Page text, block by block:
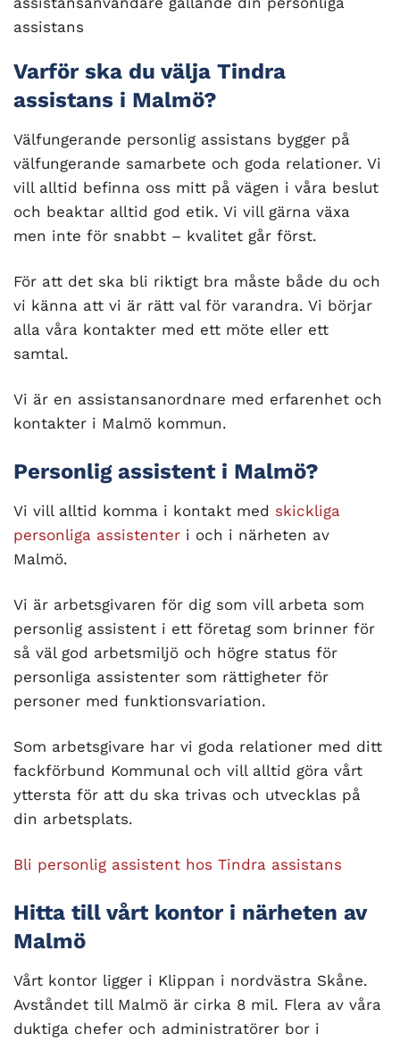
assistans
Varför ska du välja Tindra
assistans i Malmö?
Välfungerande personlig assistans bygger på
välfungerande samarbete och goda relationer. Vi
vill alltid befinna oss mitt på vägen i våra beslut
och beaktar alltid god etik. Vi vill gärna växa
men inte för snabbt – kvalitet går först.
För att det ska bli riktigt bra måste både du och
vi känna att vi är rätt val för varandra. Vi börjar
alla våra kontakter med ett möte eller ett
samtal.
Vi är en assistansanordnare med erfarenhet och
kontakter i Malmö kommun.
Personlig assistent i Malmö?
Vi vill alltid komma i kontakt med skickliga
personliga assistenter i och i närheten av
Malmö.
Vi är arbetsgivaren för dig som vill arbeta som
personlig assistent i ett företag som brinner för
så väl god arbetsmiljö och högre status för
personliga assistenter som rättigheter för
personer med funktionsvariation.
Som arbetsgivare har vi goda relationer med ditt
fackförbund Kommunal och vill alltid göra vårt
yttersta för att du ska trivas och utvecklas på
din arbetsplats.
Bli personlig assistent hos Tindra assistans
Hitta till vårt kontor i närheten av
Malmö
Vårt kontor ligger i Klippan i nordvästra Skåne.
Avståndet till Malmö är cirka 8 mil. Flera av våra
duktiga chefer och administratörer bor i